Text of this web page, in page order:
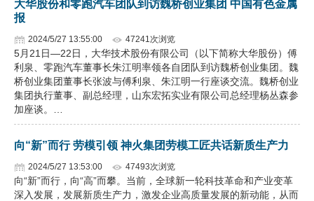
大华股份和零跑汽车团队到访魏桥创业集团 中国有色金属
报
2024/5/27 13:55:00 47241次浏览
5月21日—22日，大华技术股份有限公司（以下简称大华股份）傅
利泉、零跑汽车董事长朱江明率领各自团队到访魏桥创业集团。魏
桥创业集团董事长张波与傅利泉、朱江明一行座谈交流。魏桥创业
集团执行董事、副总经理，山东宏拓实业有限公司总经理杨丛森参
加座谈。…
向“新”而行 劳模引领 神火集团劳模工匠共话新质生产力
2024/5/27 13:53:00 47493次浏览
向“新”而行，向“高”而攀。当前，全球新一轮科技革命和产业变革
深入发展，发展新质生产力，激发企业高质量发展的新动能，从而